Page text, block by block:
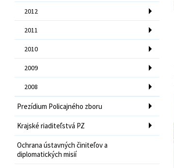
2012
2011
2010
2009
2008
Prezídium Policajného zboru
Krajské riaditeľstvá PZ
Ochrana ústavných činiteľov a
diplomatických misií